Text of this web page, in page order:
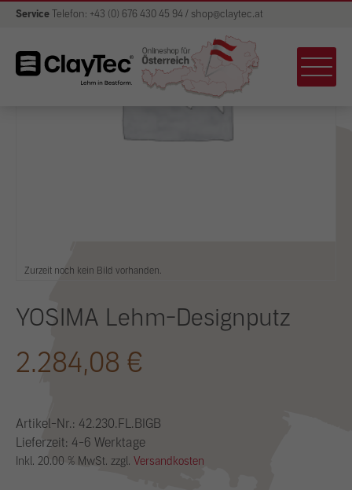
Service Telefon: +43 (0) 676 430 45 94 / shop@claytec.at
Zurzeit noch kein Bild vorhanden.
YOSIMA Lehm-Designputz
2.284,08 €
Artikel-Nr.: 42.230.FL.BIGB
Lieferzeit: 4-6 Werktage
Inkl. 20.00 % MwSt. zzgl. Versandkosten